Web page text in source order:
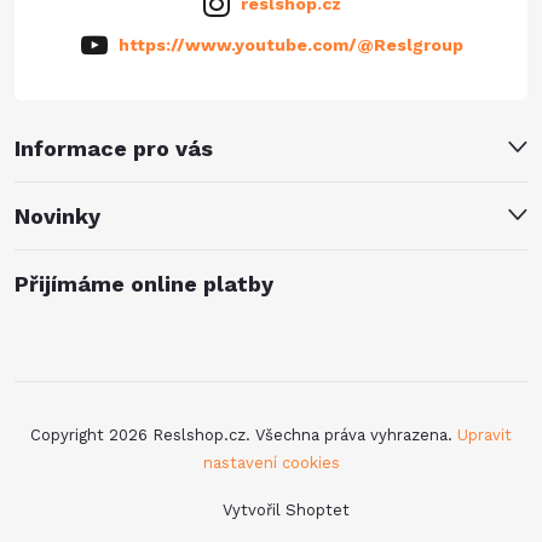
Informace pro vás
Novinky
https://www.youtube.com/@Reslgroup
Přijímáme online platby
Vytvořil Shoptet
Copyright 2026 Reslshop.cz. Všechna práva vyhrazena. Upravit
nastavení cookies